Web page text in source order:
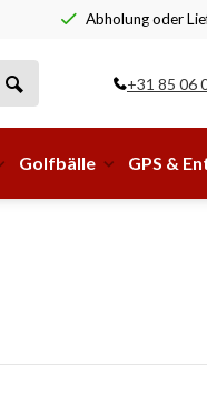
Abholung oder
+31 85 06
Golfbälle GPS &